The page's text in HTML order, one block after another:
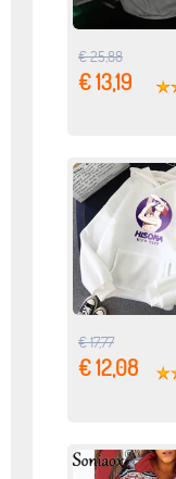
€ 25,88
€ 13,19
€ 17,77
€ 12,08